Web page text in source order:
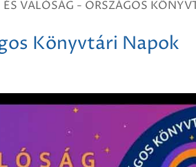
VALÓSÁG - ORSZÁGOS
Könyvtári Napok